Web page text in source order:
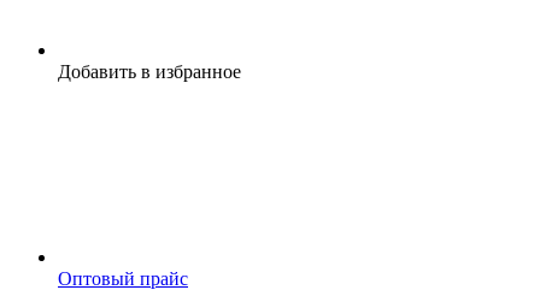
Добавить в избранное
Оптовый прайс